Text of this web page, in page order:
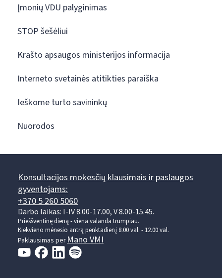
Įmonių VDU palyginimas
STOP šešėliui
Krašto apsaugos ministerijos informacija
Interneto svetainės atitikties paraiška
Ieškome turto savininkų
Nuorodos
Konsultacijos mokesčių klausimais ir paslaugos
gyventojams:
+370 5 260 5060
Darbo laikas: I-IV 8.00-17.00, V 8.00-15.45.
Prieššventinę dieną - viena valanda trumpiau.
Kiekvieno mėnesio antrą penktadienį 8.00 val. - 12.00 val.
Paklausimas per Mano VMI